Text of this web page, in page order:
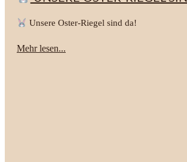
Unsere Oster-Riegel sind da!
Mehr lesen...